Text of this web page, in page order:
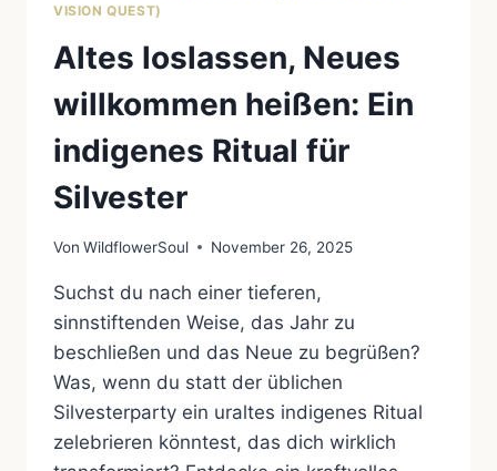
VISION QUEST)
Altes loslassen, Neues
willkommen heißen: Ein
indigenes Ritual für
Silvester
Von WildflowerSoul November 26, 2025
Suchst du nach einer tieferen,
sinnstiftenden Weise, das Jahr zu
beschließen und das Neue zu begrüßen?
Was, wenn du statt der üblichen
Silvesterparty ein uraltes indigenes Ritual
zelebrieren könntest, das dich wirklich